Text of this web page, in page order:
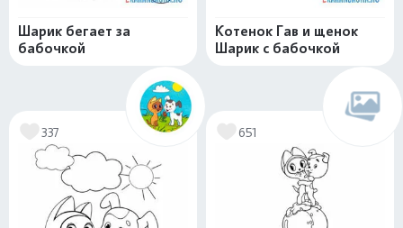
Шарик бегает за
бабочкой
Котенок Гав и щенок
Шарик с бабочкой
337 651